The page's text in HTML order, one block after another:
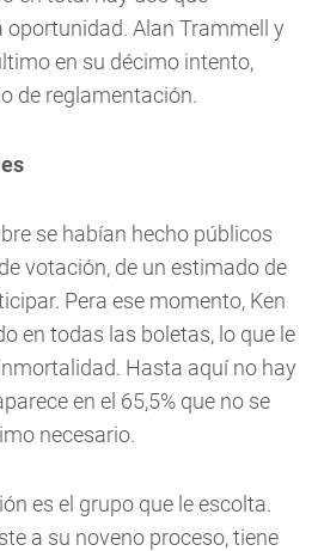
Alan Trammell y
en su décimo intento,
de reglamentación.
se habían hecho públicos
votación, de un estimado de
Pera ese momento, Ken
en todas las boletas, lo que le
Hasta aquí no hay
en el 65,5% que no se
necesario.
es el grupo que le escolta.
a su noveno proceso, tiene